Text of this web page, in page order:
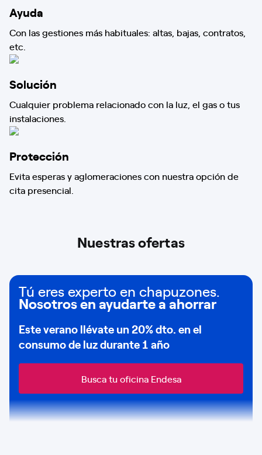
Ayuda
Con las gestiones más habituales: altas, bajas, contratos,
etc.
Solución
Cualquier problema relacionado con la luz, el gas o tus
instalaciones.
Protección
Evita esperas y aglomeraciones con nuestra opción de
cita presencial.
Nuestras ofertas
Tú eres experto en chapuzones.
Nosotros en ayudarte a ahorrar
Este verano llévate un20% dto. en el
consumo deluz durante 1 año
Busca tu oficina Endesa